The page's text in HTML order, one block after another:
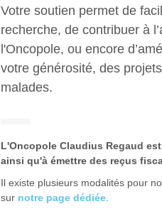
Votre soutien permet de
recherche, de contribuer à
l'Oncopole, ou encore
votre générosité, des
malades.
L'Oncopole Claudius Regaud
ainsi qu'à émettre des reçus
Il existe plusieurs modalités pour
sur notre page dédiée.